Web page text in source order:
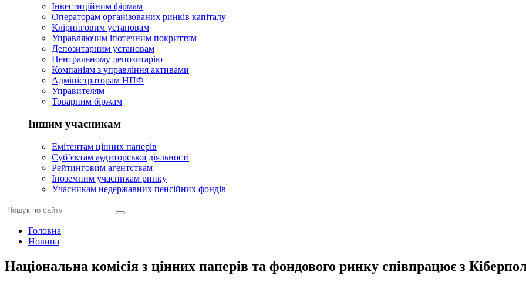
Інвестиційним фірмам
Операторам організованих ринків капіталу
Кліринговим установам
Управляючим іпотечним покриттям
Депозитарним установам
Центральному депозитарію
Компаніям з управління активами
Адміністраторам НПФ
Управителям
Товарним біржам
Іншим учасникам
Емітентам цінних паперів
Суб’єктам аудиторської діяльності
Рейтинговим агентствам
Іноземним учасникам ринку
Учасникам недержавних пенсійних фондів
Головна
Новина
Національна комісія з цінних паперів та фондового ринку співпрацює з